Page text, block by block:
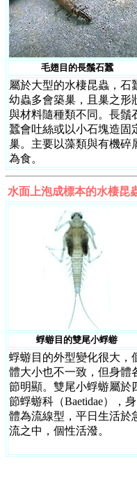
毛翅目的長鬚石蠶
屬於大型的水棲昆蟲，石
幼蟲多會築巢，且巢之形
與材料隨種類不同。長鬚
蠶會吐絲或以小石塊造固
巢。主要以藻類與有機碎
為食。
水面上泡成標本的水棲昆
蜉蝣目的雙尾小蜉蝣
蜉蝣目的外型變化很大，
體大小也不一致，但身體
節明顯。雙尾小蜉蝣屬於
節蜉蝣科（Baetidae），身
體為流線型，平日生活於
流之中，個性活潑。